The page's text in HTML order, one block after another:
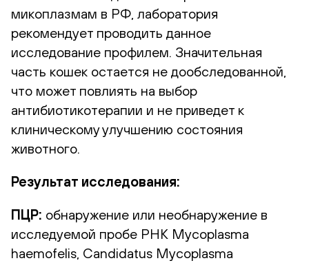
микоплазмам в РФ, лаборатория
рекомендует проводить данное
исследование профилем. Значительная
часть кошек остается не дообследованной,
что может повлиять на выбор
антибиотикотерапии и не приведет к
клиническому улучшению состояния
животного.
Результат исследования:
ПЦР: обнаружение или необнаружение в
исследуемой пробе РНК Mycoplasma
haemofelis, Candidatus Mycoplasma